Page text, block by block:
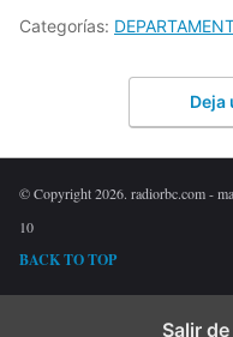
Categorías:
Deja
© Copyright 2026. radiorbc.com -
10
BACK TO TOP
Salir